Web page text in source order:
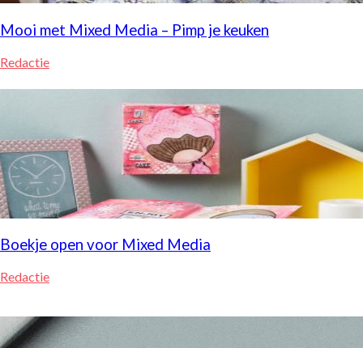
Mooi met Mixed Media – Pimp je keuken
Redactie
Boekje open voor Mixed Media
Redactie